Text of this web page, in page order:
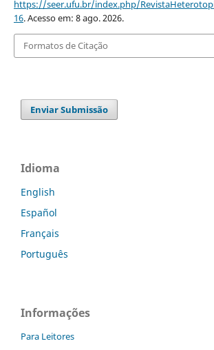
https://seer.ufu.br/index.php/
16. Acesso em: 8 ago. 2026.
Formatos de Citação
Enviar Submissão
Idioma
English
Español
Français
Português
Informações
Para Leitores